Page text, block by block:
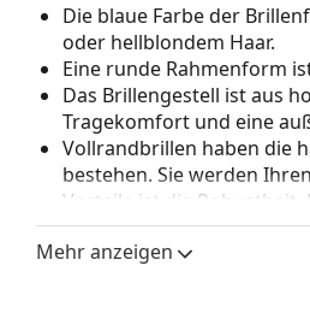
Die blaue Farbe der
oder hellblondem Haar.
Eine runde Rahmenform
Das Brillengestell ist aus
Tragekomfort und eine
Vollrandbrillen haben die
bestehen. Sie werden
Vorteile ist die Robustheit,
vor allem ihr Schutz vor
Gläser mit höherer
Mehr anzeigen